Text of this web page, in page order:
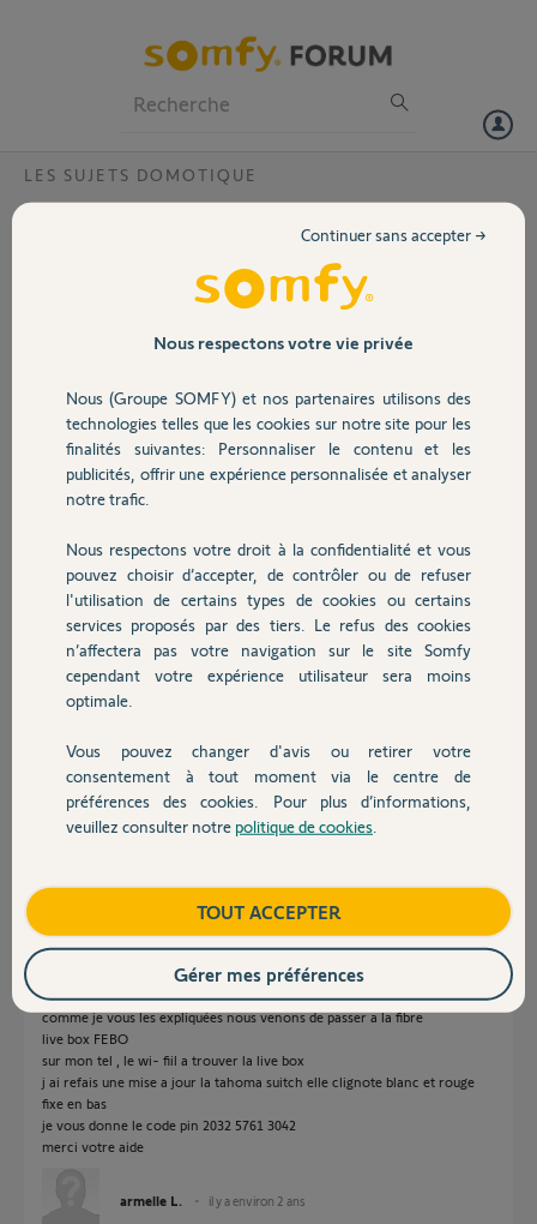
Volet
Sécurité
Domotique
Chauffage
Autres produits
Devis avec un pro
Contact
LES SUJETS DOMOTIQUE
Nous venon de passer a la fibre aujour d'hui
sur mon tel le wi fi non conecter
Merci,
armelle L.
il y a environ 2 ans
Participer au fil de discussion
Réponses
Bonsoir
Tahoma ou Thermostat et quel type
rien faire.
Il faut commencer par le connecter et sur le Wifi 2.4 et pas les autres.
JACKY M. il y a environ 2 ans
Bonjour
comme je vous les expliquées nous venons de passer a la fibre
live box FEBO
sur mon tel , le wi- fiil a trouver la live box
j ai refais une mise a jour la tahoma suitch elle clignote blanc et rouge
fixe en bas
je vous donne le code pin 2032 5761 3042
merci votre aide
armelle L. il y a environ 2 ans
Nous respectons votre vie privée
Nous (Groupe SOMFY) et nos partenaires utilisons des
technologies telles que les cookies sur notre site pour les
finalités suivantes: Personnaliser le contenu et les
publicités, offrir une expérience personnalisée et analyser
notre trafic.
Nous respectons votre droit à la confidentialité et vous
pouvez choisir d’accepter, de contrôler ou de refuser
l'utilisation de certains types de cookies ou certains
services proposés par des tiers. Le refus des cookies
n’affectera pas votre navigation sur le site Somfy
cependant votre expérience utilisateur sera moins
optimale.
Vous pouvez changer d'avis ou retirer votre
consentement à tout moment via le centre de
préférences des cookies. Pour plus d’informations,
veuillez consulter notre politique de cookies
Continuer sans accepter →
TOUT ACCEPTER
Gérer mes préférences